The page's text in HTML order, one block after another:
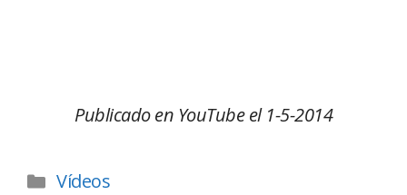
Publicado en YouTube el 1-5-2014
Vídeos